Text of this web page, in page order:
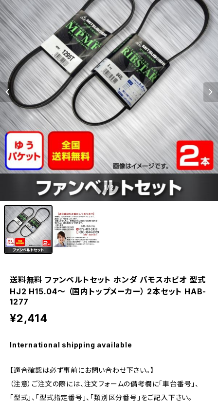
1/2
送料無料 ファンベルトセット ホンダ バモスホビオ 型式
HJ2 H15.04～ （国内トップメーカー） 2本セット HAB-
1277
¥2,414
International shipping available
【適合確認は必ず事前にお問い合わせ下さい。】
（注意）ご注文の際には、注文フォームの備考欄に「車台番号」、
「型式」、「型式指定番号」、「類別区分番号」をご記入下さい。